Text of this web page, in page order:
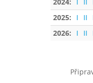
2025:
I II
2026:
I II